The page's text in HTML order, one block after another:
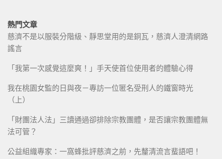
熱門文章
慈濟不是以服裝分階級、靜思堂用的是銅瓦，慈濟人澄清網路
謠言
「我第一次感覺這麼爽！」手天使首位使用者的體驗心得
我在桃園女監的日與夜－專訪一位匿名受刑人的鐵窗時光
（上）
「財團法人法」三讀通過卻排除宗教團體，是否讓宗教團體無
法可管？
公益組織專家：一窩蜂批評慈濟之前，先釐清流言蜚語吧！